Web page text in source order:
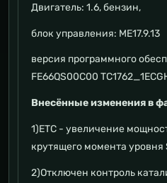
Двигатель: 1.6, бензин,
блок управления: ME17.9.13
версия программного
FE66QS00C00
Внесённые изменения в
1)ETC - увеличение
крутящего момента уровня
2)Отключен контроль